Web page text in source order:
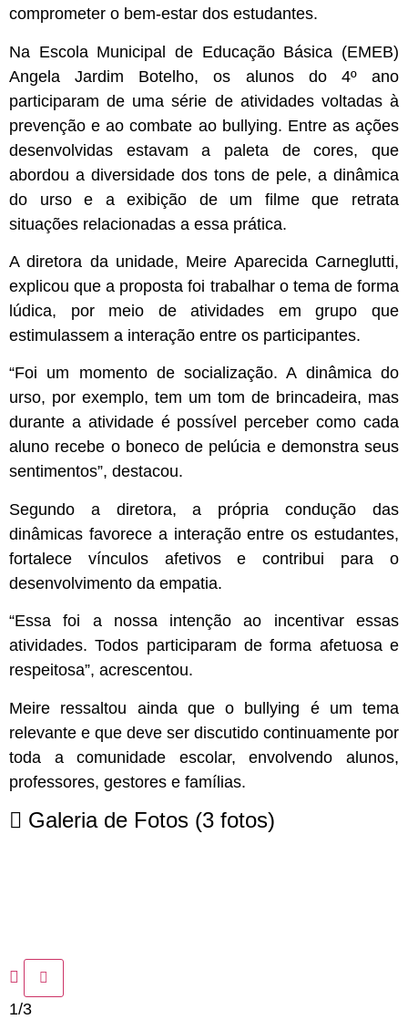
comprometer o bem-estar dos estudantes.
Na Escola Municipal de Educação Básica (EMEB)
Angela Jardim Botelho, os alunos do 4º ano
participaram de uma série de atividades voltadas à
prevenção e ao combate ao bullying. Entre as ações
desenvolvidas estavam a paleta de cores, que
abordou a diversidade dos tons de pele, a dinâmica
do urso e a exibição de um filme que retrata
situações relacionadas a essa prática.
A diretora da unidade, Meire Aparecida Carneglutti,
explicou que a proposta foi trabalhar o tema de forma
lúdica, por meio de atividades em grupo que
estimulassem a interação entre os participantes.
“Foi um momento de socialização. A dinâmica do
urso, por exemplo, tem um tom de brincadeira, mas
durante a atividade é possível perceber como cada
aluno recebe o boneco de pelúcia e demonstra seus
sentimentos”, destacou.
Segundo a diretora, a própria condução das
dinâmicas favorece a interação entre os estudantes,
fortalece vínculos afetivos e contribui para o
desenvolvimento da empatia.
“Essa foi a nossa intenção ao incentivar essas
atividades. Todos participaram de forma afetuosa e
respeitosa”, acrescentou.
Meire ressaltou ainda que o bullying é um tema
relevante e que deve ser discutido continuamente por
toda a comunidade escolar, envolvendo alunos,
professores, gestores e famílias.
Galeria de Fotos (3 fotos)
1/3